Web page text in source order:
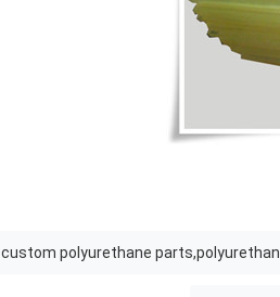
custom polyurethane